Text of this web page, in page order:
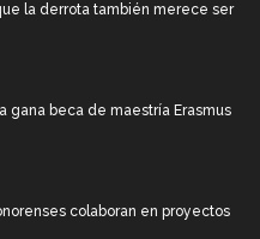
la derrota también merece ser
gana beca de maestría Erasmus
colaboran en proyectos